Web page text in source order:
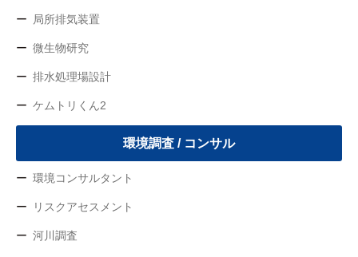
局所排気装置
微生物研究
排水処理場設計
ケムトリくん2
環境調査 / コンサル
環境コンサルタント
リスクアセスメント
河川調査